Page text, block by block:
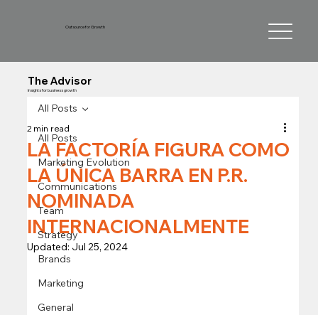
Outsource for Growth
The Advisor
Insights for business growth
All Posts
Marketing Evolution
Communications
Team
Strategy
Brands
Marketing
General
All Posts
LA FACTORÍA FIGURA COMO
LA ÚNICA BARRA EN P.R.
NOMINADA
INTERNACIONALMENTE
2 min read
Updated: Jul 25, 2024